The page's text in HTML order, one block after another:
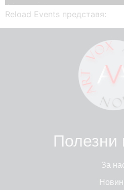
Reload Events представя:
Полезни
За